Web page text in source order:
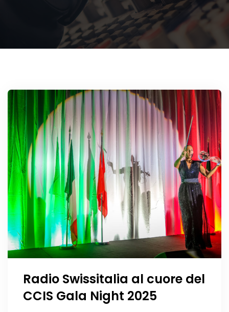
Radio Swissitalia al cuore del
CCIS Gala Night 2025